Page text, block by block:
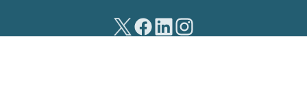
(nuova scheda)
(nuova scheda)
(nuova scheda)